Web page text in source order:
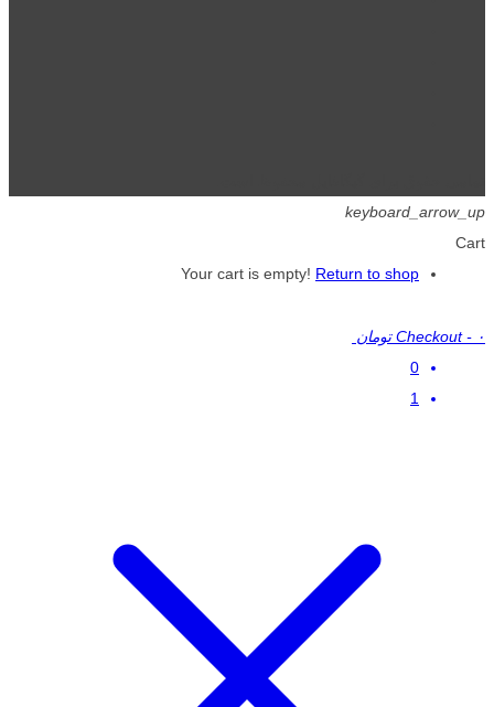
keyboard_arrow_up
Cart
Your cart is empty! Return to shop
Checkout - ۰ تومان
0
1